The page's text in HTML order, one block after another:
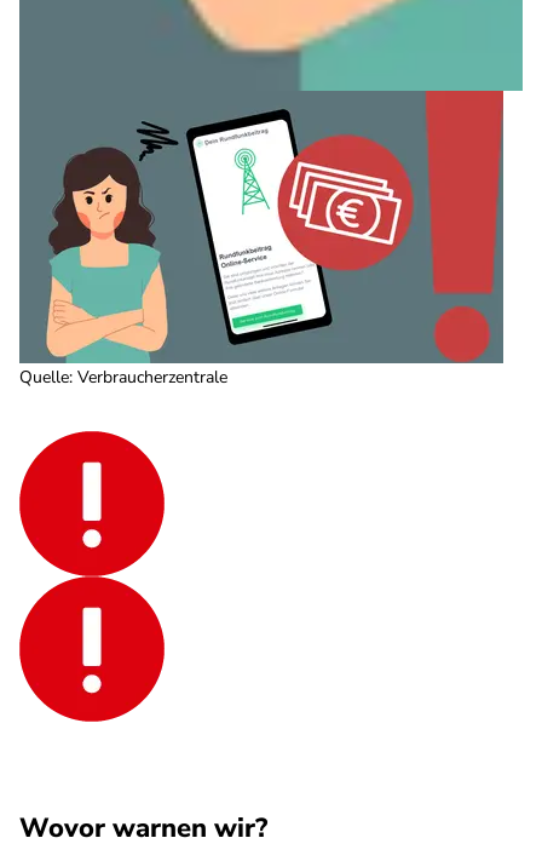
Quelle: Verbraucherzentrale
Wovor warnen wir?